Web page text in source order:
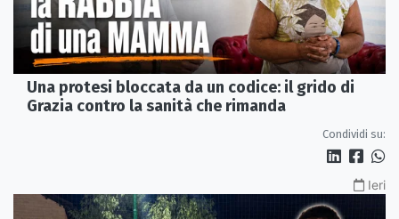
Una protesi bloccata da un codice: il grido di
Grazia contro la sanità che rimanda
Condividi su:
Ieri